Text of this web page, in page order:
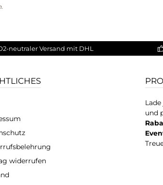
neutraler Versand mit DHL
widerrufen
und